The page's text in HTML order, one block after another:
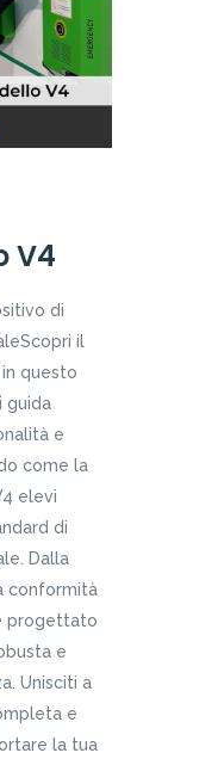
V4
di
il
questo
guida
e
come la
elevi
di
Dalla
conformità
progettato
e
Unisciti a
e
la tua